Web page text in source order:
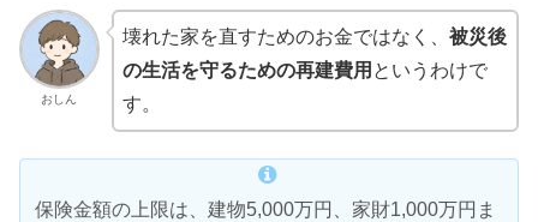
おしん
壊れた家を直すためのお金ではなく、 被災後
の生活を守るための再建費用 というわけで
す。
保険金額の上限は、建物5,000万円、家財1,000万円ま